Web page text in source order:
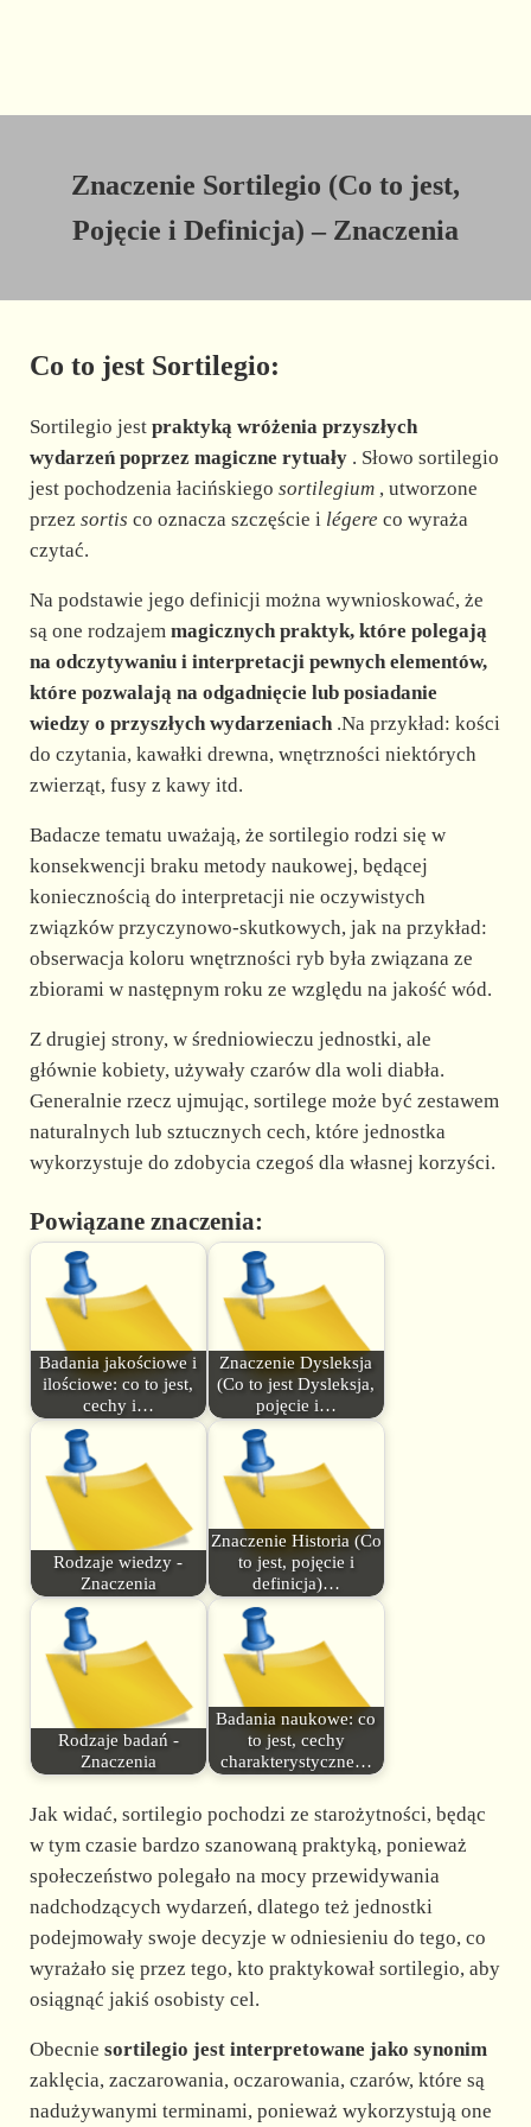
Znaczenie Sortilegio (Co to jest,
Pojęcie i Definicja) – Znaczenia
Co to jest Sortilegio:
Sortilegio jest praktyką wróżenia przyszłych
wydarzeń poprzez magiczne rytuały. Słowo sortilegio
jest pochodzenia łacińskiego sortilegium, utworzone
przez sortis co oznacza szczęście i légere co wyraża
czytać.
Na podstawie jego definicji można wywnioskować, że
są one rodzajem magicznych praktyk, które polegają
na odczytywaniu i interpretacji pewnych elementów,
które pozwalają na odgadnięcie lub posiadanie
wiedzy o przyszłych wydarzeniach.Na przykład: kości
do czytania, kawałki drewna, wnętrzności niektórych
zwierząt, fusy z kawy itd.
Badacze tematu uważają, że sortilegio rodzi się w
konsekwencji braku metody naukowej, będącej
koniecznością do interpretacji nie oczywistych
związków przyczynowo-skutkowych, jak na przykład:
obserwacja koloru wnętrzności ryb była związana ze
zbiorami w następnym roku ze względu na jakość wód.
Z drugiej strony, w średniowieczu jednostki, ale
głównie kobiety, używały czarów dla woli diabła.
Generalnie rzecz ujmując, sortilege może być zestawem
naturalnych lub sztucznych cech, które jednostka
wykorzystuje do zdobycia czegoś dla własnej korzyści.
Powiązane znaczenia:
Badania jakościowe i
ilościowe: co to jest,
cechy i…
Znaczenie Dysleksja
(Co to jest Dysleksja,
pojęcie i…
Rodzaje wiedzy -
Znaczenia
Znaczenie Historia (Co
to jest, pojęcie i
definicja)…
Rodzaje badań -
Znaczenia
Badania naukowe: co
to jest, cechy
charakterystyczne…
Jak widać, sortilegio pochodzi ze starożytności, będąc
w tym czasie bardzo szanowaną praktyką, ponieważ
społeczeństwo polegało na mocy przewidywania
nadchodzących wydarzeń, dlatego też jednostki
podejmowały swoje decyzje w odniesieniu do tego, co
wyrażało się przez tego, kto praktykował sortilegio, aby
osiągnąć jakiś osobisty cel.
Obecnie sortilegio jest interpretowane jako synonim
zaklęcia, zaczarowania, oczarowania, czarów, które są
nadużywanymi terminami, ponieważ wykorzystują one